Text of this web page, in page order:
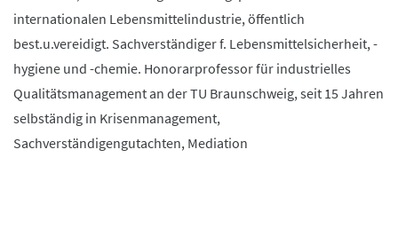
internationalen Lebensmittelindustrie, öffentlich
best.u.vereidigt. Sachverständiger f. Lebensmittelsicherheit, -
hygiene und -chemie. Honorarprofessor für industrielles
Qualitätsmanagement an der TU Braunschweig, seit 15 Jahren
selbständig in Krisenmanagement,
Sachverständigengutachten, Mediation